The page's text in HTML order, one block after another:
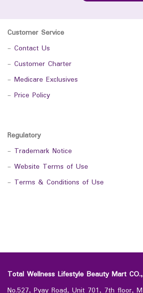
Customer Service
- Contact Us
- Customer Charter
- Medicare Exclusives
- Price Policy
Regulatory
- Trademark Notice
- Website Terms of Use
- Terms & Conditions of Use
Total Wellness Lifestyle Beauty Mart